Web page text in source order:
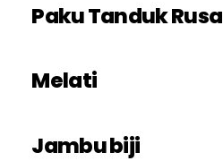
Paku Tanduk Rusa
Melati
Jambu biji